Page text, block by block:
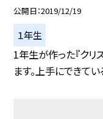
公開日 2019/12/19
１年生
1年生が作った『クリ
ます。上手にできてい